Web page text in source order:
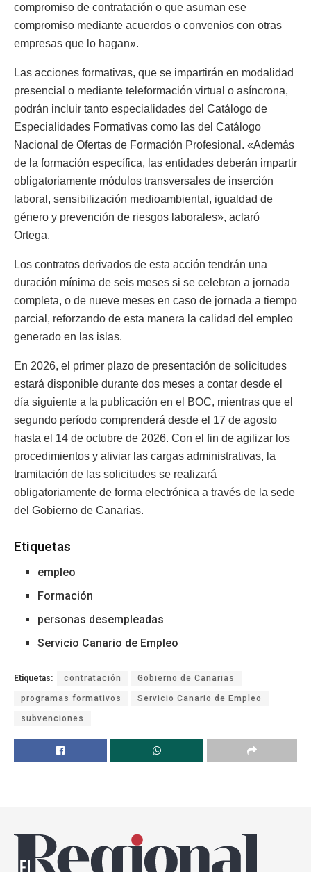
compromiso de contratación o que asuman ese
compromiso mediante acuerdos o convenios con otras
empresas que lo hagan».
Las acciones formativas, que se impartirán en modalidad
presencial o mediante teleformación virtual o asíncrona,
podrán incluir tanto especialidades del Catálogo de
Especialidades Formativas como las del Catálogo
Nacional de Ofertas de Formación Profesional. «Además
de la formación específica, las entidades deberán impartir
obligatoriamente módulos transversales de inserción
laboral, sensibilización medioambiental, igualdad de
género y prevención de riesgos laborales», aclaró
Ortega.
Los contratos derivados de esta acción tendrán una
duración mínima de seis meses si se celebran a jornada
completa, o de nueve meses en caso de jornada a tiempo
parcial, reforzando de esta manera la calidad del empleo
generado en las islas.
En 2026, el primer plazo de presentación de solicitudes
estará disponible durante dos meses a contar desde el
día siguiente a la publicación en el BOC, mientras que el
segundo período comprenderá desde el 17 de agosto
hasta el 14 de octubre de 2026. Con el fin de agilizar los
procedimientos y aliviar las cargas administrativas, la
tramitación de las solicitudes se realizará
obligatoriamente de forma electrónica a través de la sede
del Gobierno de Canarias.
Etiquetas
empleo
Formación
personas desempleadas
Servicio Canario de Empleo
Etiquetas: contratación Gobierno de Canarias
programas formativos Servicio Canario de Empleo
subvenciones